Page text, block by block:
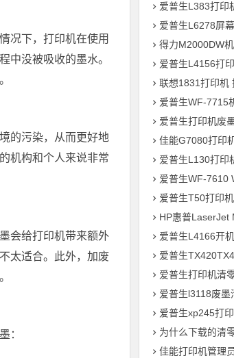
况下，打印机在使用
中没被吸收的墨水。
的污染，从而更好地
机构和个人来说非常
会给打印机带来额外
太适合。此外，加废
：
爱普生L383打印机提示废
爱普生L6278屏幕上出现
得力M2000DW机器屏幕
爱普生L4156打印机三灯闪烁
联想1831打印机 提示错误代码C5-1120
爱普生WF-7715机器屏幕上提
爱普生打印机废
佳能G7080打印机黄绿灯
爱普生L130打印机故障
爱普生WF-7610 WF-7620打
爱普生T50打印机故障
HP惠普LaserJet M139 M141
爱普生L4166开机提
爱普生TX420TX400清零软
爱普生打印机清
爱普生l3118废墨清
爱普生xp245打印机故障灯交
为什么下载的清
佳能打印机管理员初始密